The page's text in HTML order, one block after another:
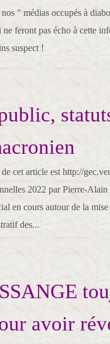
" médias occupés à
feront pas écho à cette
suspect !
de cet article est http://
2022 par Pierre-
en cours autour de la
des...
avoir